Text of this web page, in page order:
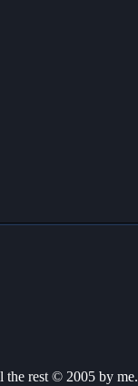
the rest © 2005 by me.